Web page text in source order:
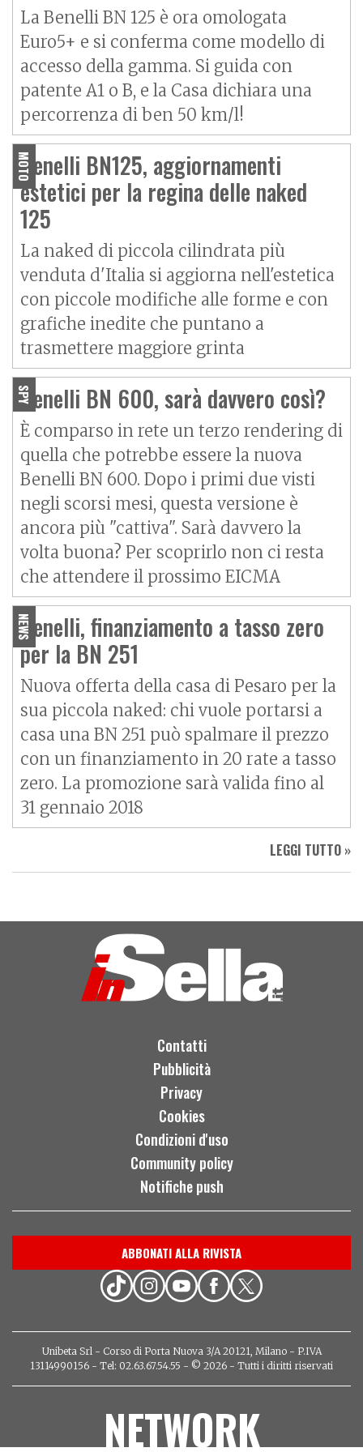
La Benelli BN 125 è ora omologata
Euro5+ e si conferma come modello di
accesso della gamma. Si guida con
patente A1 o B, e la Casa dichiara una
percorrenza di ben 50 km/l!
MOTO
Benelli BN125, aggiornamenti
estetici per la regina delle naked
125
La naked di piccola cilindrata più
venduta d'Italia si aggiorna nell'estetica
con piccole modifiche alle forme e con
grafiche inedite che puntano a
trasmettere maggiore grinta
SPY
Benelli BN 600, sarà davvero così?
È comparso in rete un terzo rendering di
quella che potrebbe essere la nuova
Benelli BN 600. Dopo i primi due visti
negli scorsi mesi, questa versione è
ancora più "cattiva". Sarà davvero la
volta buona? Per scoprirlo non ci resta
che attendere il prossimo EICMA
NEWS
Benelli, finanziamento a tasso zero
per la BN 251
Nuova offerta della casa di Pesaro per la
sua piccola naked: chi vuole portarsi a
casa una BN 251 può spalmare il prezzo
con un finanziamento in 20 rate a tasso
zero. La promozione sarà valida fino al
31 gennaio 2018
LEGGI TUTTO »
Contatti
Pubblicità
Privacy
Cookies
Condizioni d'uso
Community policy
Notifiche push
ABBONATI ALLA RIVISTA
Unibeta Srl - Corso di Porta Nuova 3/A 20121, Milano - P.IVA
13114990156 - Tel: 02.63.67.54.55 - © 2026 - Tutti i diritti riservati
NETWORK